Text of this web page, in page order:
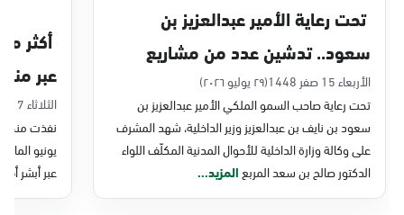
التوجه للموقع
الدمام, الدمام - بنده - حي الشاطئ
الأحد - الخميس (08:00-14:30)
التوجه للموقع
الدمام, الدمام - بنده ضاحية الملك فهد
تحت رعاية الأمير عبدالعزيز بن
سعود.. تدشين عدد من مشاريع
التحول الرقمي والخدمات الإلكترونية
للأحوال المدنية
الأربعاء 15 صفر 1448
(٢٩ يوليو ٢٠٢٦)
تحت رعاية صاحب السمو الملكي الأمير عبدالعزيز بن
سعود بن نايف بن عبدالعزيز وزير الداخلية، شهد المشرف
على وكالة وزارة الداخلية للأحوال المدنية المكلّف اللواء
الدكتور صالح بن سعد المربعالمزيد...
عبر
الثلاثاء 7 صفر 1448
نفذت منصة
عبر أبشر